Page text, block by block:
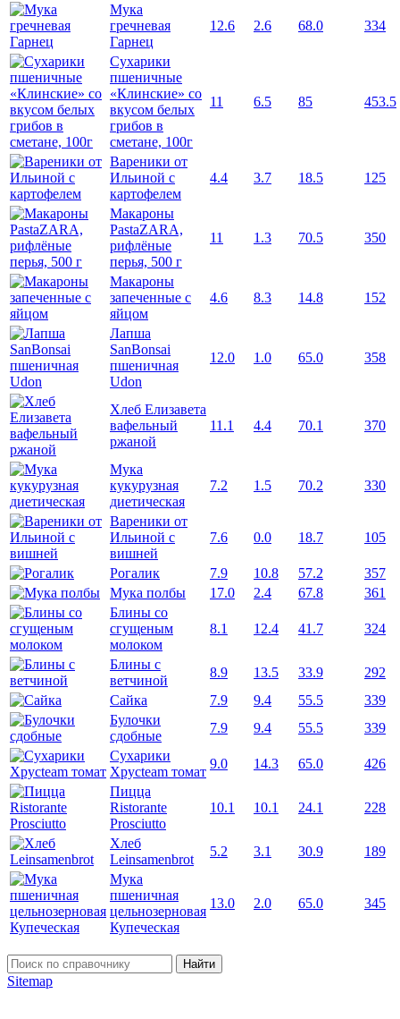
Мука
гречневая
Гарнец
12.6 2.6 68.0 334
Сухарики
пшеничные
«Клинские» со
вкусом белых
грибов в
сметане, 100г
11 6.5 85 453.5
Вареники от
Ильиной с
картофелем
4.4 3.7 18.5 125
Макароны
PastaZARA,
рифлёные
перья, 500 г
11 1.3 70.5 350
Макароны
запеченные с
яйцом
4.6 8.3 14.8 152
Лапша
SanBonsai
пшеничная
Udon
12.0 1.0 65.0 358
Хлеб Елизавета
вафельный
ржаной
11.1 4.4 70.1 370
Мука
кукурузная
диетическая
7.2 1.5 70.2 330
Вареники от
Ильиной с
вишней
7.6 0.0 18.7 105
Рогалик 7.9 10.8 57.2
357
Мука полбы
17.0 2.4 67.8
361
Блины со
сгущеным
молоком
8.1 12.4 41.7 324
Блины с
ветчиной
8.9 13.5 33.9
292
Сайка
7.9 9.4 55.5
339
Булочки
сдобные
7.9 9.4 55.5
339
Сухарики
Хрусteam томат
9.0 14.3 65.0
426
Пицца
Ristorante
Prosciutto
10.1 10.1 24.1 228
Хлеб
Leinsamenbrot
5.2 3.1 30.9
189
Мука
пшеничная
цельнозерновая
Купеческая
13.0 2.0 65.0 345
Найти
Sitemap